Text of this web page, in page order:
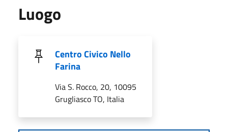
Luogo
Centro Civico Nello
Farina
Via S. Rocco, 20, 10095
Grugliasco TO, Italia